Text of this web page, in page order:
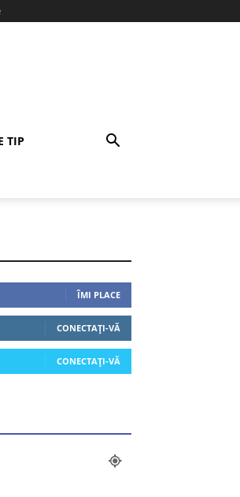
TIP
ÎMI PLACE
CONECTAȚI-VĂ
CONECTAȚI-VĂ